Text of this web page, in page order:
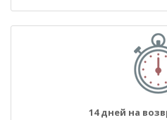
14 дней на